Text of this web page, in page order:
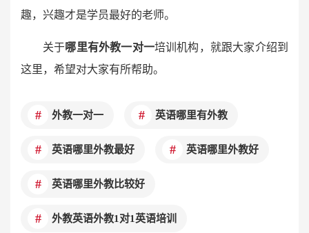
趣，兴趣才是学员最好的老师。
关于哪里有外教一对一培训机构，就跟大家介绍到
这里，希望对大家有所帮助。
外教一对一 英语哪里有外教
英语哪里外教最好 英语哪里外教好
英语哪里外教比较好
外教英语外教1对1英语培训